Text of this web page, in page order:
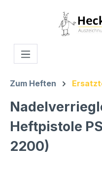
Zum Hauptinhalt springen
Zum Heften
Heftpistole
2200)